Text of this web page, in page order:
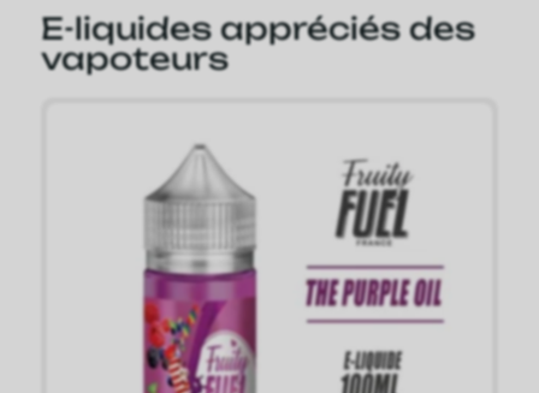
E-liquides appréciés des
vapoteurs